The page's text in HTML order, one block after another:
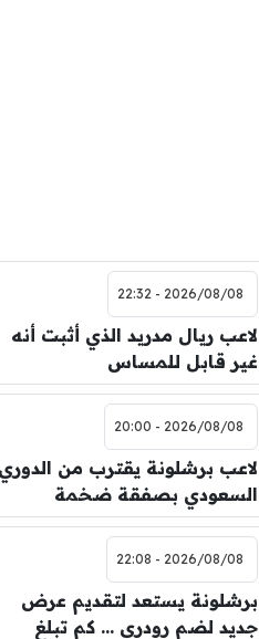
2026/08/08 - 22:32
لاعب ريال مدريد الذي أثبت أنه
غير قابل للمساس
2026/08/08 - 20:00
لاعب برشلونة يقترب من الدوري
السعودي بصفقة ضخمة
2026/08/08 - 22:08
برشلونة يستعد لتقديم عرض
جديد لضم رودري … كم تبلغ